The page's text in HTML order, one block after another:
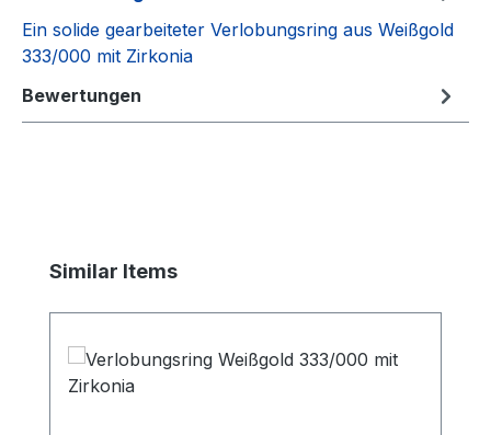
Ein solide gearbeiteter Verlobungsring aus Weißgold
333/000 mit Zirkonia
Bewertungen
Produktgalerie überspringen
Similar Items